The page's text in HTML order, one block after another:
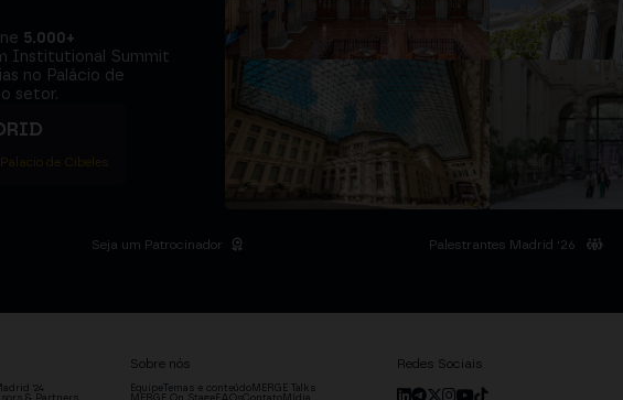
5.000+
Institutional Summit
no Palácio de
setor.
de Cibeles
Seja um Patrocinador Palestrantes Madrid '26
'24
Sobre nós
EquipeTemas e conteúdoMERGE Talks
Redes Sociais